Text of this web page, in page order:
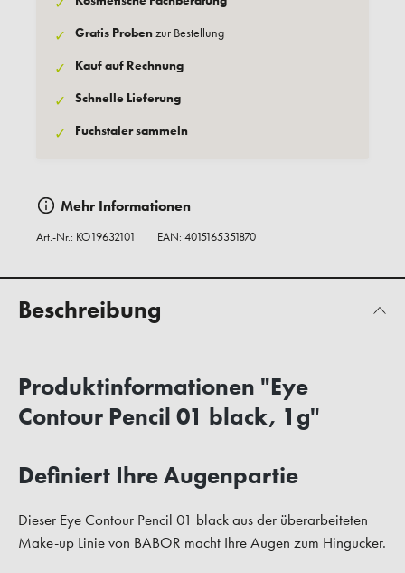
✓ Gratis Probenzur Bestellung
✓ Kauf auf Rechnung
✓ Schnelle Lieferung
✓ Fuchstaler sammeln
Mehr Informationen
Art.-Nr.: KO19632101 EAN: 4015165351870
Beschreibung
Produktinformationen "Eye
Contour Pencil 01 black, 1g"
Definiert Ihre Augenpartie
Dieser Eye Contour Pencil 01 black aus der überarbeiteten
Make-up Linie von BABOR macht Ihre Augen zum Hingucker.